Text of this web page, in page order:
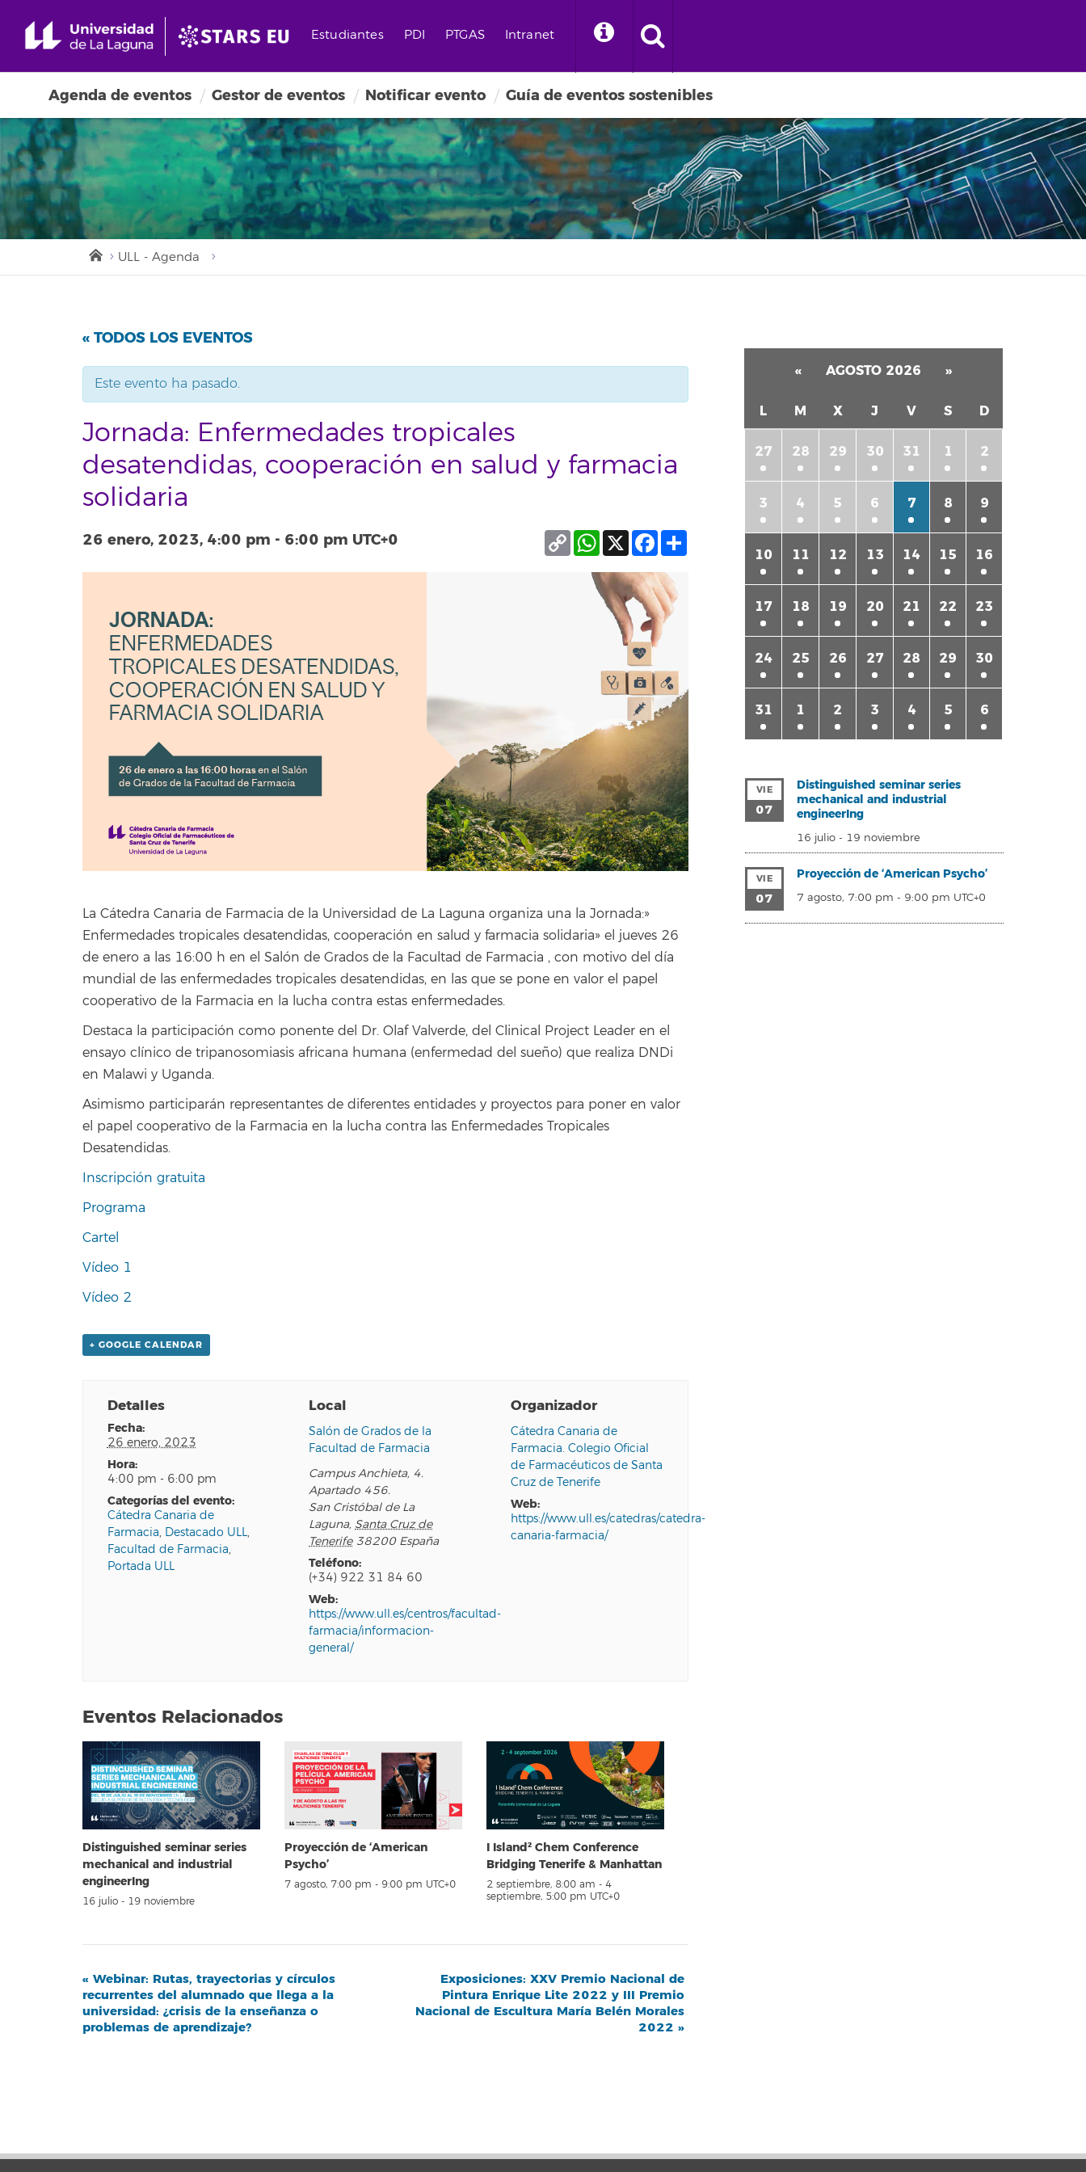
Estudiantes PDI PTGAS Intranet
Agenda de eventos Gestor de eventos Notificar evento Guía de eventos sostenibles
ULL - Agenda
« TODOS LOS EVENTOS
Este evento ha pasado.
Jornada: Enfermedades tropicales
desatendidas, cooperación en salud y farmacia
solidaria
26 enero, 2023, 4:00 pm - 6:00 pm UTC+0 Compartir
Facebook
X
WhatsApp
Copy
Link
La Cátedra Canaria de Farmacia de la Universidad de La Laguna organiza una la Jornada:»
Enfermedades tropicales desatendidas, cooperación en salud y farmacia solidaria» el jueves 26
de enero a las 16:00 h en el Salón de Grados de la Facultad de Farmacia , con motivo del día
mundial de las enfermedades tropicales desatendidas, en las que se pone en valor el papel
cooperativo de la Farmacia en la lucha contra estas enfermedades.
Destaca la participación como ponente del Dr. Olaf Valverde, del Clinical Project Leader en el
ensayo clínico de tripanosomiasis africana humana (enfermedad del sueño) que realiza DNDi
en Malawi y Uganda.
Asimismo participarán representantes de diferentes entidades y proyectos para poner en valor
el papel cooperativo de la Farmacia en la lucha contra las Enfermedades Tropicales
Desatendidas.
Inscripción gratuita
Programa
Cartel
Vídeo 1
Vídeo 2
+ GOOGLE CALENDAR
Detalles
fecha:
26 enero, 2023
hora:
4:00 pm - 6:00 pm
categorías del evento:
Cátedra Canaria de
Farmacia, Destacado ULL,
Facultad de Farmacia,
Portada ULL
Local
Salón de Grados de la
Facultad de Farmacia
Campus Anchieta, 4.
Apartado 456.
San Cristóbal de La
Laguna, Santa Cruz de
Tenerife 38200 España
teléfono:
(+34) 922 31 84 60
web:
https://www.ull.es/centros/facultad-
farmacia/informacion-
general/
Organizador
Cátedra Canaria de
Farmacia. Colegio Oficial
de Farmacéuticos de Santa
Cruz de Tenerife
web:
https://www.ull.es/catedras/catedra-
canaria-farmacia/
Eventos Relacionados
Distinguished seminar series
mechanical and industrial
engineerIng
16 julio - 19 noviembre
Proyección de ‘American
Psycho’
7 agosto, 7:00 pm - 9:00 pm UTC+0
I Island² Chem Conference
Bridging Tenerife & Manhattan
2 septiembre, 8:00 am - 4
septiembre, 5:00 pm UTC+0
Navegación
del
Evento
« Webinar: Rutas, trayectorias y círculos
recurrentes del alumnado que llega a la
universidad: ¿crisis de la enseñanza o
problemas de aprendizaje?
Exposiciones: XXV Premio Nacional de
Pintura Enrique Lite 2022 y III Premio
Nacional de Escultura María Belén Morales
2022 »
« AGOSTO 2026 »
L M X J V S D
27 28 29 30 31 1 2
3 4 5 6 7 8 9
10 11 12 13 14 15 16
17 18 19 20 21 22 23
24 25 26 27 28 29 30
31 1 2 3 4 5 6
VIE
07
Distinguished seminar series
mechanical and industrial
engineerIng
16 julio - 19 noviembre
VIE
07
Proyección de ‘American Psycho’
7 agosto, 7:00 pm - 9:00 pm UTC+0